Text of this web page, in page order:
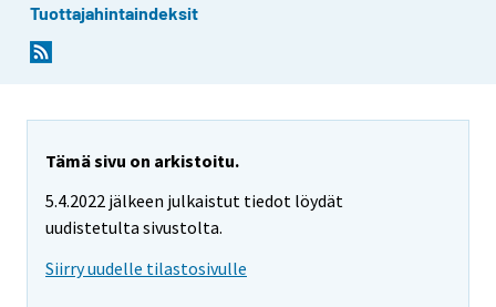
Tuottajahintaindeksit
Tämä sivu on arkistoitu.
5.4.2022 jälkeen julkaistut tiedot löydät
uudistetulta sivustolta.
Siirry uudelle tilastosivulle